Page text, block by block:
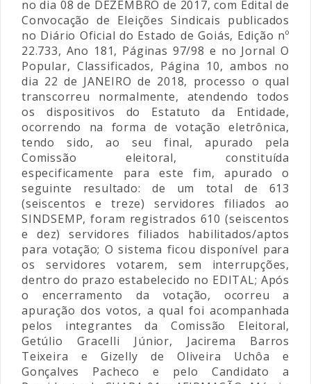
no dia 08 de DEZEMBRO de 2017, com Edital de
Convocação de Eleições Sindicais publicados
no Diário Oficial do Estado de Goiás, Edição nº
22.733, Ano 181, Páginas 97/98 e no Jornal O
Popular, Classificados, Página 10, ambos no
dia 22 de JANEIRO de 2018, processo o qual
transcorreu normalmente, atendendo todos
os dispositivos do Estatuto da Entidade,
ocorrendo na forma de votação eletrônica,
tendo sido, ao seu final, apurado pela
Comissão eleitoral, constituída
especificamente para este fim, apurado o
seguinte resultado: de um total de 613
(seiscentos e treze) servidores filiados ao
SINDSEMP, foram registrados 610 (seiscentos
e dez) servidores filiados habilitados/aptos
para votação; O sistema ficou disponível para
os servidores votarem, sem interrupções,
dentro do prazo estabelecido no EDITAL; Após
o encerramento da votação, ocorreu a
apuração dos votos, a qual foi acompanhada
pelos integrantes da Comissão Eleitoral,
Getúlio Gracelli Júnior, Jacirema Barros
Teixeira e Gizelly de Oliveira Uchôa e
Gonçalves Pacheco e pelo Candidato a